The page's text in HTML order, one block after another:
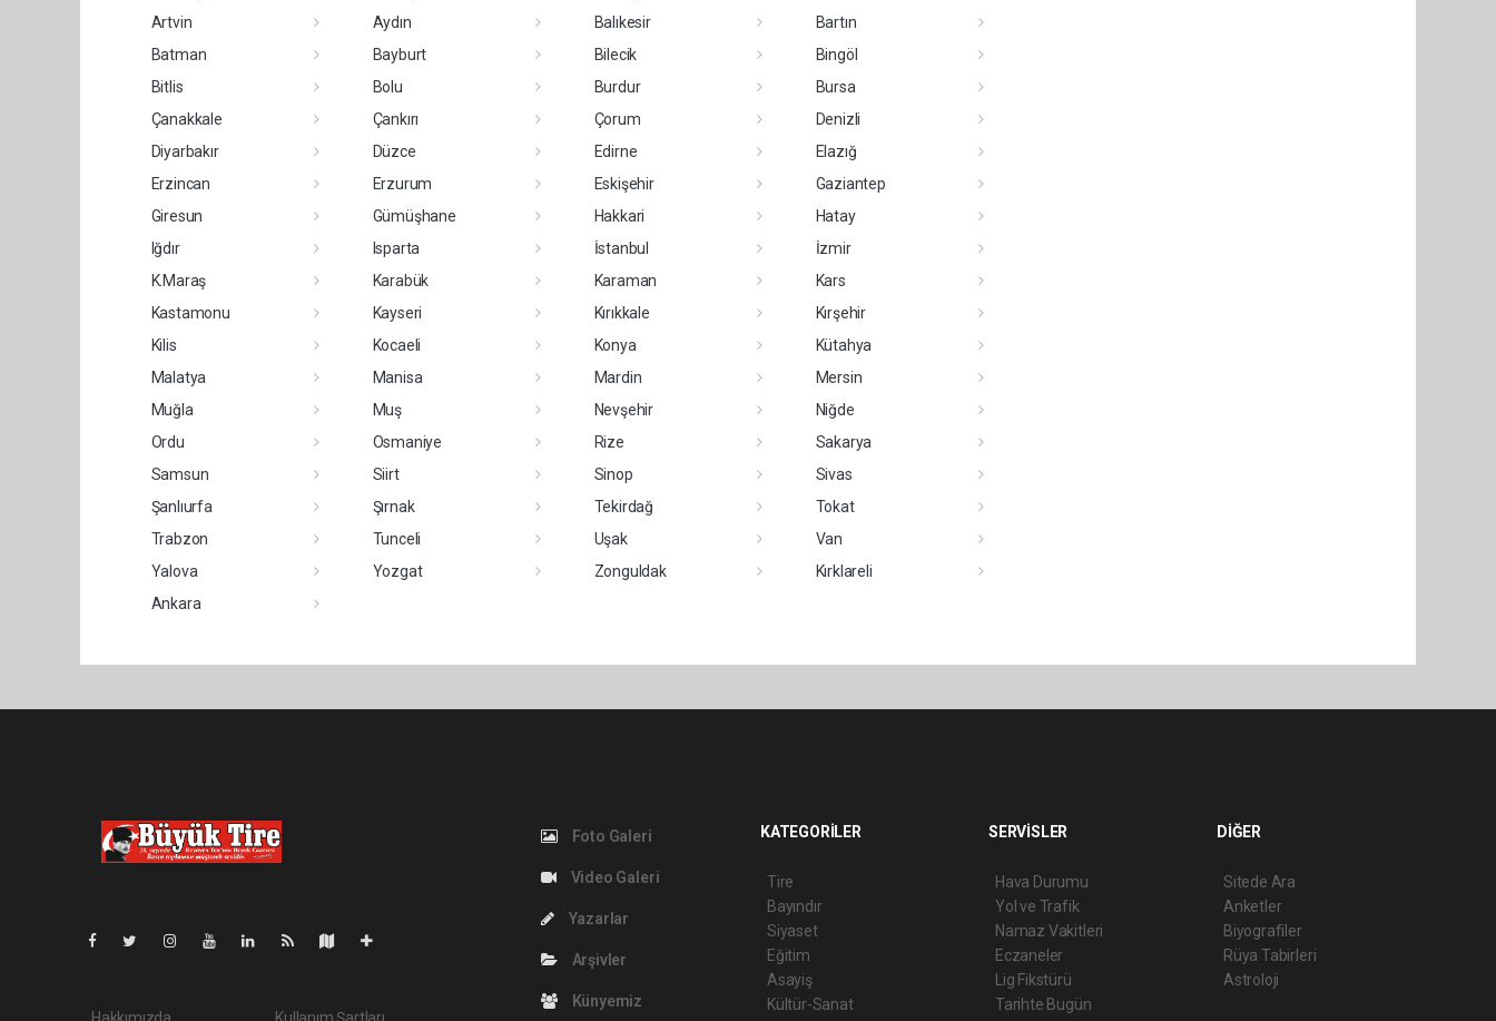
Artvin
Aydın Balıkesir
Bartın
Batman
Bayburt Bilecik
Bingöl
Bitlis
Bolu Burdur
Bursa
Çanakkale
Çankırı Çorum
Denizli
Diyarbakır
Düzce Edirne
Elazığ
Erzincan
Erzurum Eskişehir
Gaziantep
Giresun
Gümüşhane Hakkari
Hatay
Iğdır
Isparta İstanbul
İzmir
K.Maraş
Karabük Karaman
Kars
Kastamonu
Kayseri Kırıkkale
Kırşehir
Kilis
Kocaeli Konya
Kütahya
Malatya
Manisa Mardin
Mersin
Muğla
Muş Nevşehir
Niğde
Ordu
Osmaniye Rize
Sakarya
Samsun
Siirt Sinop
Sivas
Şanlıurfa
Şırnak Tekirdağ
Tokat
Trabzon
Tunceli Uşak
Van
Yalova
Yozgat Zonguldak
Kırklareli
Ankara
Hakkımızda Kullanım Şartları
Foto Galeri
Video Galeri
Yazarlar
Arşivler
Künyemiz
KATEGORİLER
Tire
Bayındır
Siyaset
Eğitim
Asayiş
Kültür-Sanat
SERVİSLER
Hava Durumu
Yol ve Trafik
Namaz Vakitleri
Eczaneler
Lig Fikstürü
Tarihte Bugün
DİĞER
Sitede Ara
Anketler
Biyografiler
Rüya Tabirleri
Astroloji